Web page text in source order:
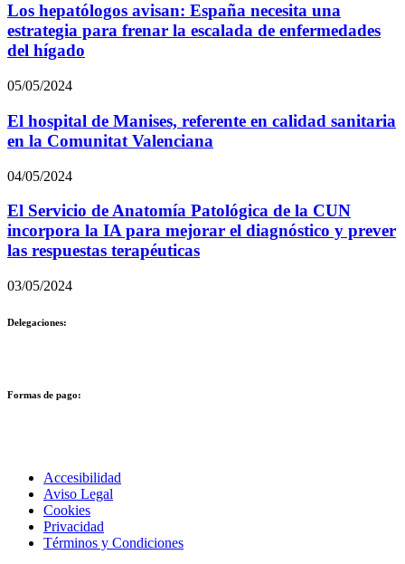
Los hepatólogos avisan: España necesita una
estrategia para frenar la escalada de enfermedades
del hígado
05/05/2024
El hospital de Manises, referente en calidad sanitaria
en la Comunitat Valenciana
04/05/2024
El Servicio de Anatomía Patológica de la CUN
incorpora la IA para mejorar el diagnóstico y prever
las respuestas terapéuticas
03/05/2024
Delegaciones:
Formas de pago:
Accesibilidad
Aviso Legal
Cookies
Privacidad
Términos y Condiciones